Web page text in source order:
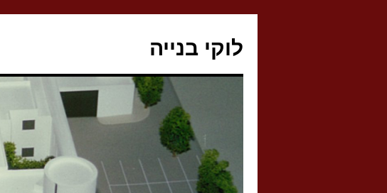
לוקי בנייה